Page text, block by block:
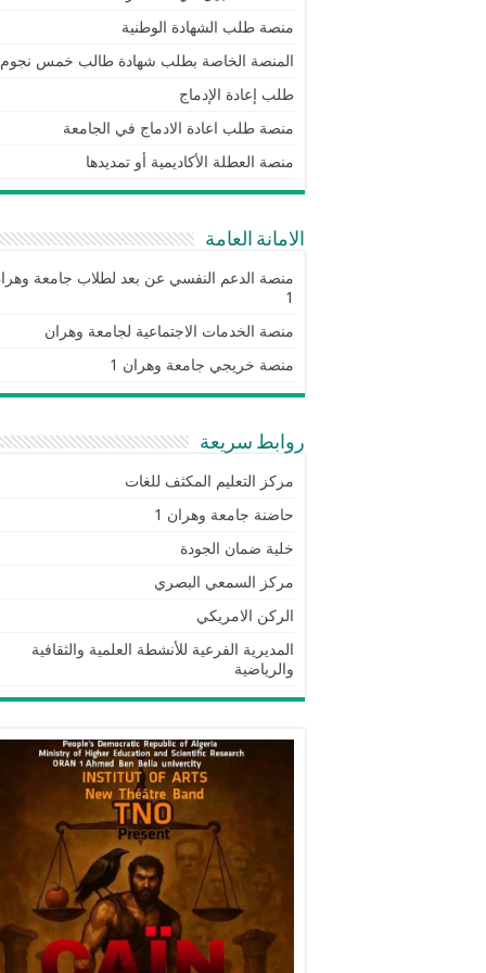
منصة طلب الشهادة الوطنية
المنصة الخاصة بطلب شهادة طالب خمس نجوم
طلب إعادة الإدماج
منصة طلب اعادة الادماج في الجامعة
منصة العطلة الأكاديمية أو تمديدها
الامانة العامة
منصة الدعم النفسي عن بعد لطلاب جامعة
1
منصة الخدمات الاجتماعية لجامعة وهران
منصة خريجي جامعة وهران 1
روابط سريعة
مركز التعليم المكثف للغات
حاضنة جامعة وهران 1
خلية ضمان الجودة
مركز السمعي البصري
الركن الامريكي
المديرية الفرعية للأنشطة العلمية والثقافية
والرياضية